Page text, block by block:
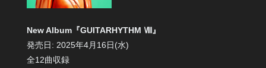
New Album『GUITARHYTHM Ⅷ』
発売日: 2025年4月16日(水)
全12曲収録